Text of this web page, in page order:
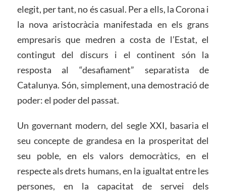
elegit, per tant, no és casual. Per a ells, la Corona i
la nova aristocràcia manifestada en els grans
empresaris que medren a costa de l’Estat, el
contingut del discurs i el continent són la
resposta al “desafiament” separatista de
Catalunya. Són, simplement, una demostració de
poder: el poder del passat.
Un governant modern, del segle XXI, basaria el
seu concepte de grandesa en la prosperitat del
seu poble, en els valors democràtics, en el
respecte als drets humans, en la igualtat entre les
persones, en la capacitat de servei dels